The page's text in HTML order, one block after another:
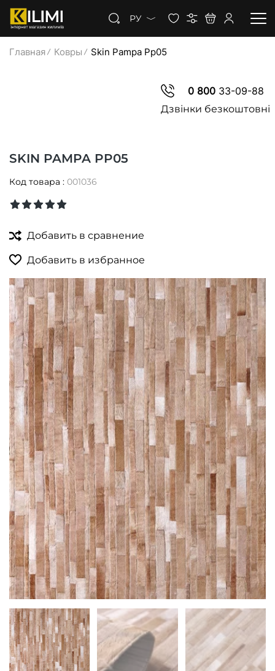
РУ
Главная Ковры Skin Pampa Pp05
0 80033-09-88
Дзвінки безкоштовні
SKIN PAMPA PP05
Код товара : 001036
Добавить в сравнение
Добавить в избранное